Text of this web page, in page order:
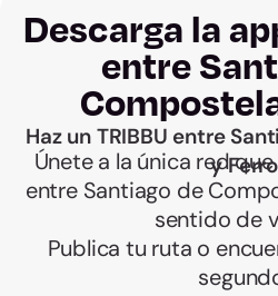
Descarga la
entre
Haz un TRIBBU entre
y
Únete a la única red
entre Santiago de
sentido de
Publica tu ruta o